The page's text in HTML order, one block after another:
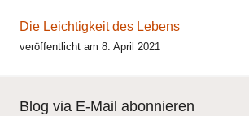
Die Leichtigkeit des Lebens
veröffentlicht am 8. April 2021
Blog via E-Mail abonnieren